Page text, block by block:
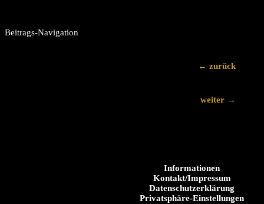
Beitrags-Navigation
← zurück
weiter →
Informationen
Kontakt/Impressum
Datenschutzerklärung
Privatsphäre-Einstellungen